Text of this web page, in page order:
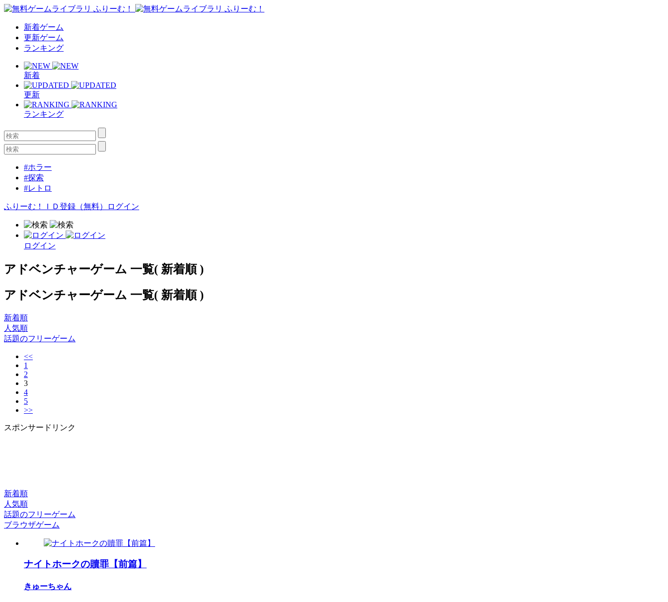
新着ゲーム
更新ゲーム
ランキング
新着
更新
ランキング
#ホラー
#探索
#レトロ
ふりーむ！ＩＤ登録（無料） ログイン
ログイン
アドベンチャーゲーム 一覧( 新着順 )
アドベンチャーゲーム 一覧( 新着順 )
新着順
人気順
話題のフリーゲーム
<<
1
2
3
4
5
>>
スポンサードリンク
新着順
人気順
話題のフリーゲーム
ブラウザゲーム
ナイトホークの贖罪【前篇】
きゅーちゃん